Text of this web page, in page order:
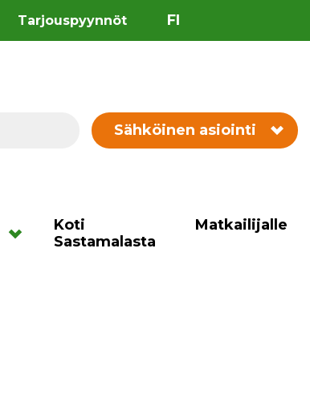
Tarjouspyynnöt FI
Sähköinen asiointi
Koti
Sastamalasta
Matkailijalle